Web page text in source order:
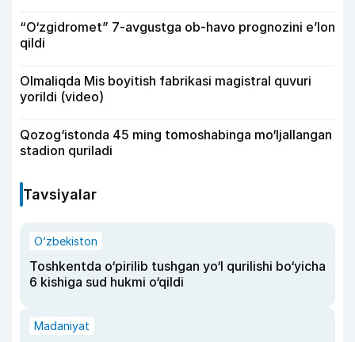
“O‘zgidromet” 7-avgustga ob-havo prognozini e’lon
qildi
Olmaliqda Mis boyitish fabrikasi magistral quvuri
yorildi (video)
Qozog‘istonda 45 ming tomoshabinga mo‘ljallangan
stadion quriladi
Tavsiyalar
O‘zbekiston
Toshkentda o‘pirilib tushgan yo‘l qurilishi bo‘yicha
6 kishiga sud hukmi o‘qildi
Madaniyat